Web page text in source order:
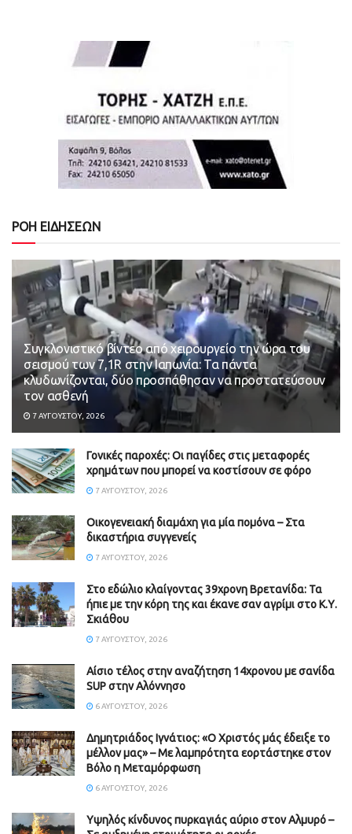
ΡΟΗ ΕΙΔΗΣΕΩΝ
Συγκλονιστικό βίντεο από χειρουργείο την ώρα του
σεισμού των 7,1R στην Ιαπωνία: Τα πάντα
κλυδωνίζονται, δύο προσπάθησαν να προστατεύσουν
τον ασθενή
7 ΑΥΓΟΎΣΤΟΥ, 2026
Γονικές παροχές: Οι παγίδες στις μεταφορές
χρημάτων που μπορεί να κοστίσουν σε φόρο
7 ΑΥΓΟΎΣΤΟΥ, 2026
Οικογενειακή διαμάχη για μία πομόνα – Στα
δικαστήρια συγγενείς
7 ΑΥΓΟΎΣΤΟΥ, 2026
Στο εδώλιο κλαίγοντας 39χρονη Βρετανίδα: Τα
ήπιε με την κόρη της και έκανε σαν αγρίμι στο Κ.Υ.
Σκιάθου
7 ΑΥΓΟΎΣΤΟΥ, 2026
Αίσιο τέλος στην αναζήτηση 14χρονου με σανίδα
SUP στην Αλόννησο
6 ΑΥΓΟΎΣΤΟΥ, 2026
Δημητριάδος Ιγνάτιος: «Ο Χριστός μάς έδειξε το
μέλλον μας» – Με λαμπρότητα εορτάστηκε στον
Βόλο η Μεταμόρφωση
6 ΑΥΓΟΎΣΤΟΥ, 2026
Υψηλός κίνδυνος πυρκαγιάς αύριο στον Αλμυρό –